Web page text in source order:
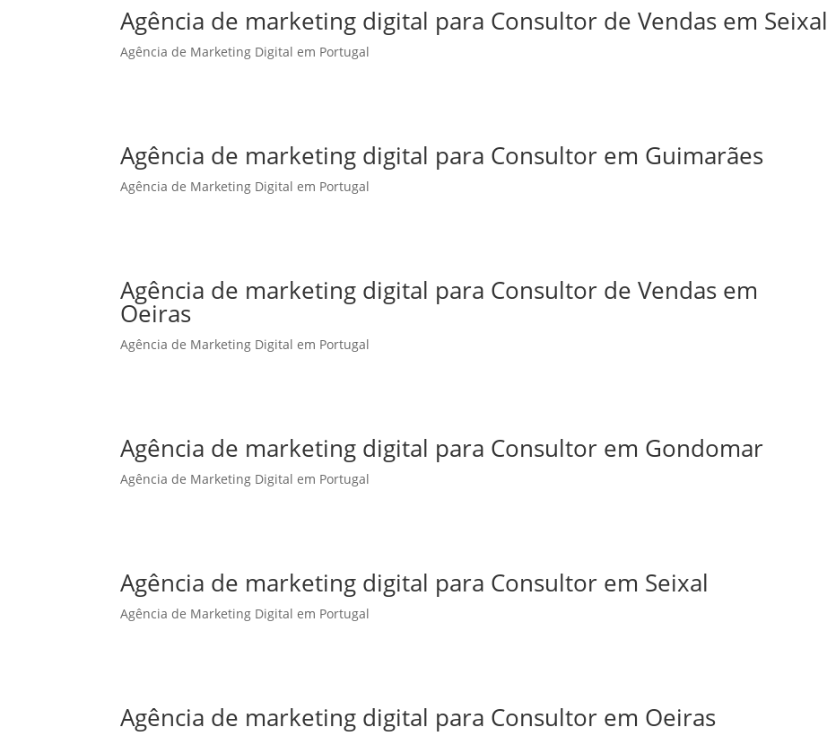
Agência de marketing digital para Consultor de Vendas em Seixal
Agência de Marketing Digital em Portugal
Agência de marketing digital para Consultor em Guimarães
Agência de Marketing Digital em Portugal
Agência de marketing digital para Consultor de Vendas em
Oeiras
Agência de Marketing Digital em Portugal
Agência de marketing digital para Consultor em Gondomar
Agência de Marketing Digital em Portugal
Agência de marketing digital para Consultor em Seixal
Agência de Marketing Digital em Portugal
Agência de marketing digital para Consultor em Oeiras